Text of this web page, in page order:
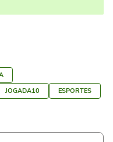
JOGADA10
ESPORTES